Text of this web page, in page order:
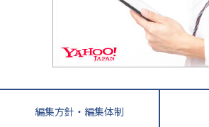
長崎県 熊
鹿児島県 沖縄県
教育ジャーナリストが徹底解説！
編集方針・編集体制